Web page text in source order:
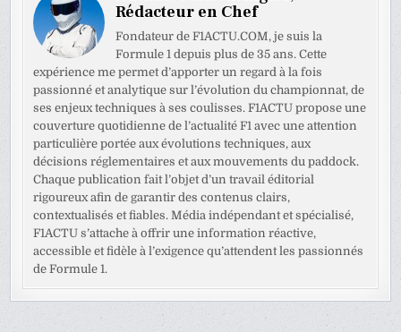
Rédacteur en Chef
Fondateur de F1ACTU.COM, je suis la
Formule 1 depuis plus de 35 ans. Cette
expérience me permet d’apporter un regard à la fois
passionné et analytique sur l’évolution du championnat, de
ses enjeux techniques à ses coulisses. F1ACTU propose une
couverture quotidienne de l’actualité F1 avec une attention
particulière portée aux évolutions techniques, aux
décisions réglementaires et aux mouvements du paddock.
Chaque publication fait l’objet d’un travail éditorial
rigoureux afin de garantir des contenus clairs,
contextualisés et fiables. Média indépendant et spécialisé,
F1ACTU s’attache à offrir une information réactive,
accessible et fidèle à l’exigence qu’attendent les passionnés
de Formule 1.